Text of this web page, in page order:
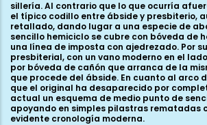
sillería. Al contrario que lo que ocurría
el típico codillo entre ábside y presbiterio,
retallado, dando lugar a una especie de
sencillo hemiciclo se cubre con bóveda de
una línea de imposta con ajedrezado. Por
presbiterial, con un vano moderno en el
por bóveda de cañón que arranca de la
que procede del ábside. En cuanto al arco
que el original ha desaparecido por
actual un esquema de medio punto de
apoyando en simples pilastras rematadas
evidente cronología moderna.